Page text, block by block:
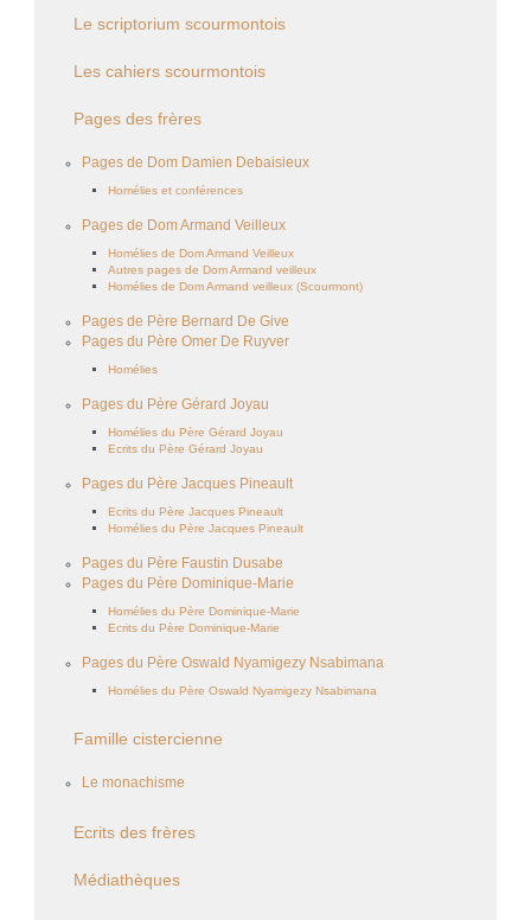
Le scriptorium scourmontois
Les cahiers scourmontois
Pages des frères
Pages de Dom Damien Debaisieux
Homélies et conférences
Pages de Dom Armand Veilleux
Homélies de Dom Armand Veilleux
Autres pages de Dom Armand veilleux
Homélies de Dom Armand veilleux (Scourmont)
Pages de Père Bernard De Give
Pages du Père Omer De Ruyver
Homélies
Pages du Père Gérard Joyau
Homélies du Père Gérard Joyau
Ecrits du Père Gérard Joyau
Pages du Père Jacques Pineault
Ecrits du Père Jacques Pineault
Homélies du Père Jacques Pineault
Pages du Père Faustin Dusabe
Pages du Père Dominique-Marie
Homélies du Père Dominique-Marie
Ecrits du Père Dominique-Marie
Pages du Père Oswald Nyamigezy Nsabimana
Homélies du Père Oswald Nyamigezy Nsabimana
Famille cistercienne
Le monachisme
Ecrits des frères
Médiathèques